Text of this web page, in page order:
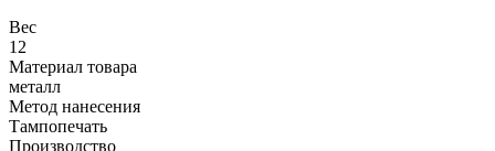
Вес
12
Материал товара
металл
Метод нанесения
Тампопечать
Производство